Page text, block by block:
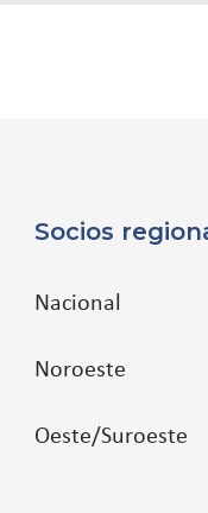
Socios
Nacional
Noroeste
Oeste/Suroeste